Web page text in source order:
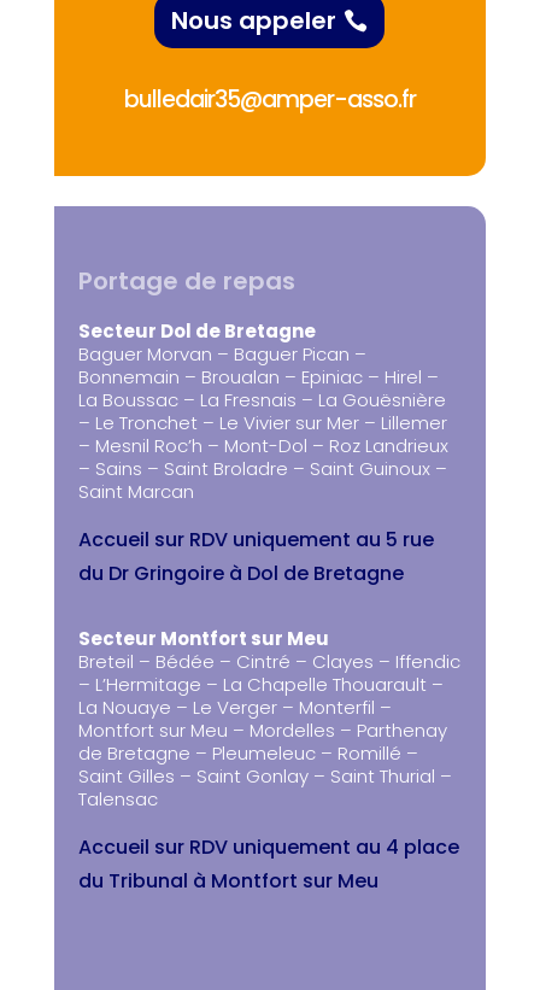
Nous appeler
bulledair35@amper-asso.fr
Portage de repas
Secteur Dol de Bretagne
Baguer Morvan – Baguer Pican –
Bonnemain – Broualan – Epiniac – Hirel –
La Boussac – La Fresnais – La Gouësnière
– Le Tronchet – Le Vivier sur Mer – Lillemer
– Mesnil Roc’h – Mont-Dol – Roz Landrieux
– Sains – Saint Broladre – Saint Guinoux –
Saint Marcan
Accueil sur RDV uniquement au 5 rue
du Dr Gringoire à Dol de Bretagne
Secteur Montfort sur Meu
Breteil – Bédée – Cintré – Clayes – Iffendic
– L’Hermitage – La Chapelle Thouarault –
La Nouaye – Le Verger – Monterfil –
Montfort sur Meu – Mordelles – Parthenay
de Bretagne – Pleumeleuc – Romillé –
Saint Gilles – Saint Gonlay – Saint Thurial –
Talensac
Accueil sur RDV uniquement au 4 place
du Tribunal à Montfort sur Meu